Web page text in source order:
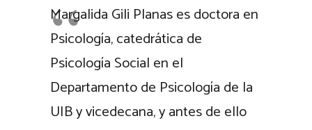
Margalida Gili Planas es doctora en
Psicología, catedrática de
Psicología Social en el
Departamento de Psicología de la
UIB y vicedecana, y antes de ello